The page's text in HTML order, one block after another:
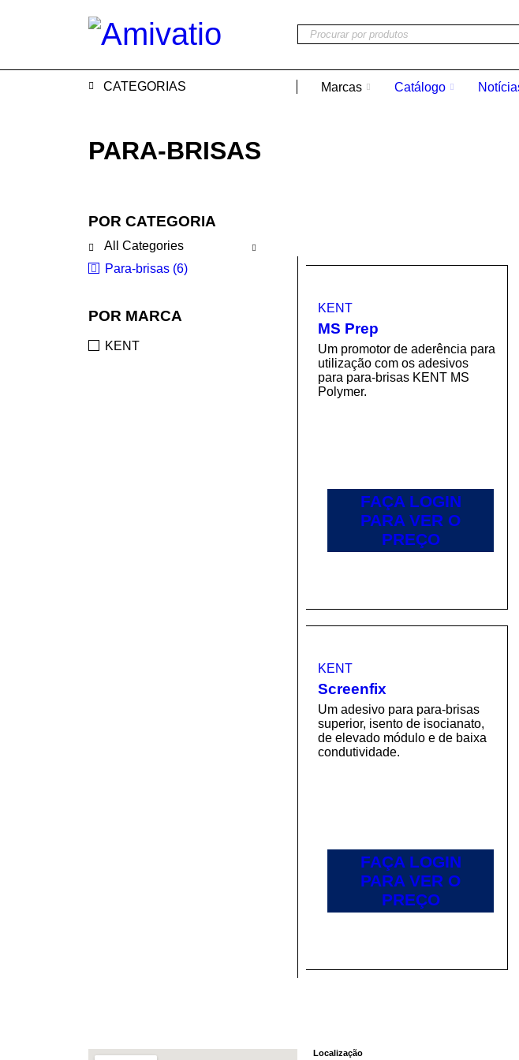
CATEGORIAS Marcas Catálogo
PARA-BRISAS
POR CATEGORIA
All Categories
Para-brisas (6)
POR MARCA
KENT
KENT
MS Prep
Um promotor de aderência para
utilização com os adesivos
para para-brisas KENT MS
Polymer.
FAÇA LOGIN
PARA VER O
PREÇO
KENT
Screenfix
Um adesivo para para-brisas
superior, isento de isocianato,
de elevado módulo e de baixa
condutividade.
FAÇA LOGIN
PARA VER O
PREÇO
Localização